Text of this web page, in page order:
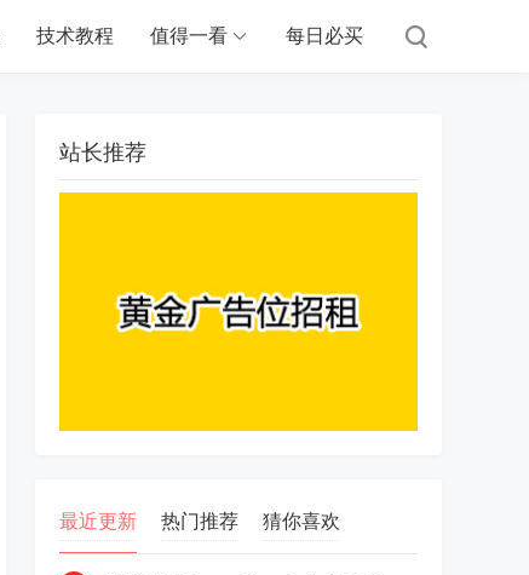
技术教程 值得一看 每日必买
站长推荐
最近更新 热门推荐 猜你喜欢